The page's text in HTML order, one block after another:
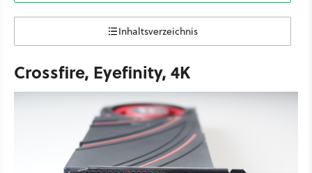
Inhaltsverzeichnis
Crossfire, Eyefinity, 4K